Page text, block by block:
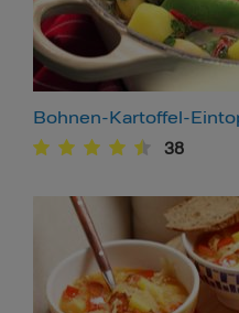
Bohnen-Kartoffel-
38